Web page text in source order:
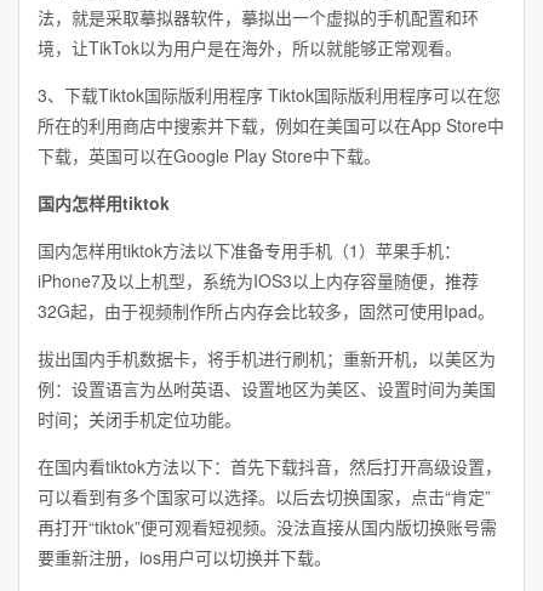
法，就是采取摹拟器软件，摹拟出一个虚拟的手机配置和环
境，让TikTok以为用户是在海外，所以就能够正常观看。
3、下载Tiktok国际版利用程序 Tiktok国际版利用程序可以在您
所在的利用商店中搜索并下载，例如在美国可以在App Store中
下载，英国可以在Google Play Store中下载。
国内怎样用tiktok
国内怎样用tiktok方法以下准备专用手机（1）苹果手机：
iPhone7及以上机型，系统为IOS3以上内存容量随便，推荐
32G起，由于视频制作所占内存会比较多，固然可使用Ipad。
拔出国内手机数据卡，将手机进行刷机；重新开机，以美区为
例：设置语言为丛咐英语、设置地区为美区、设置时间为美国
时间；关闭手机定位功能。
在国内看tiktok方法以下：首先下载抖音，然后打开高级设置，
可以看到有多个国家可以选择。以后去切换国家，点击“肯定”
再打开“tiktok”便可观看短视频。没法直接从国内版切换账号需
要重新注册，ios用户可以切换并下载。